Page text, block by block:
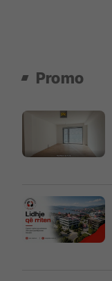
Promo